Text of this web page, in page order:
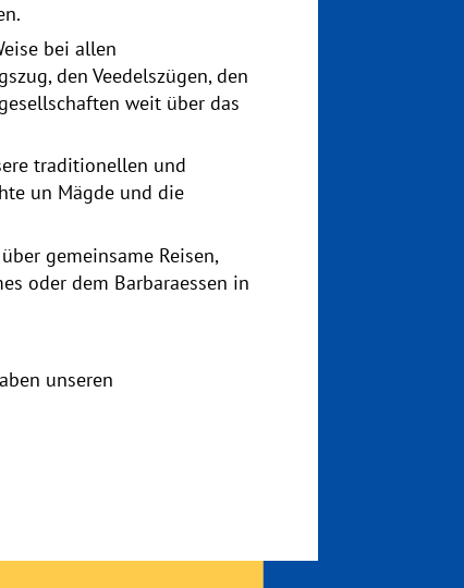
bei allen
den Veedelszügen, den
weit über das
traditionellen und
un Mägde und die
gemeinsame Reisen,
oder dem Barbaraessen in
unseren